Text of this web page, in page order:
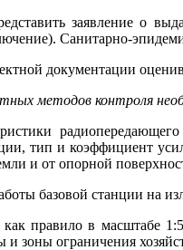
заявление о
Санитарно-
документации
методов контроля
тип и коэффициент
и от опорной
базовой станции на
правило в масштабе
зоны ограничения